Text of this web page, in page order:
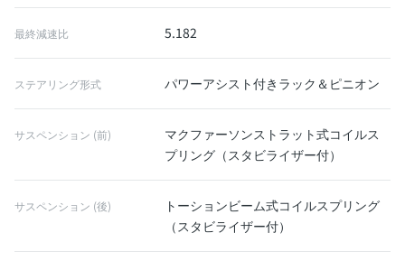
最終減速比 5.182
ステアリング形式 パワーアシスト付きラック＆ピニオン
サスペンション (前)
マクファーソンストラット式コイルス
プリング（スタビライザー付）
サスペンション (後)
トーションビーム式コイルスプリング
（スタビライザー付）